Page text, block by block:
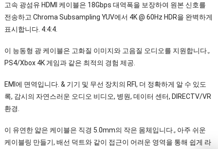
고속 광섬유 HDMI 케이블은 18Gbps 대역폭을 보장하여 원본 신호를
전송하고 Chroma Subsampling YUV에서 4K @ 60Hz HDR을 완벽하게
표시합니다. 4:4:4.
이 능동형 광 케이블은 고화질 이미지와 고음질 오디오를 지원합니다.,
PS4/Xbox 4K 게임과 같은 최적의 경험 제공.
EMI에 면역입니다. & 기기 및 무선 장치의 RFI, 더 정확하게 알 수 있도
록, 감시의 자연스러운 오디오 비디오, 병원, 데이터 센터, DIRECTV/VR
환경.
이 유연한 얇은 케이블은 직경 5.0mm의 작은 몸체입니다., 아주 쉬운
케이블링 만들기, 배선 덕트와 같이 접근이 어려운 영역을 통해 쉽게 라